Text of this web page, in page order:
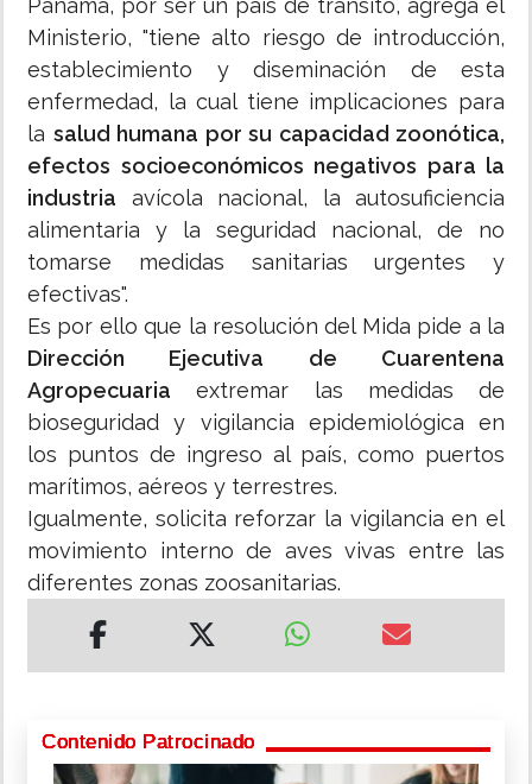
Panamá, por ser un país de tránsito, agrega el
Ministerio, "tiene alto riesgo de introducción,
establecimiento y diseminación de esta
enfermedad, la cual tiene implicaciones para
la salud humana por su capacidad zoonótica,
efectos socioeconómicos negativos para la
industria avícola nacional, la autosuficiencia
alimentaria y la seguridad nacional, de no
tomarse medidas sanitarias urgentes y
efectivas".
Es por ello que la resolución del Mida pide a la
Dirección Ejecutiva de Cuarentena
Agropecuaria extremar las medidas de
bioseguridad y vigilancia epidemiológica en
los puntos de ingreso al país, como puertos
marítimos, aéreos y terrestres.
Igualmente, solicita reforzar la vigilancia en el
movimiento interno de aves vivas entre las
diferentes zonas zoosanitarias.
Contenido Patrocinado